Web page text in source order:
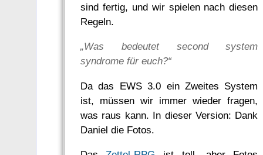
sind fertig, und wir spielen nach diesen
Regeln.
„Was bedeutet second system
syndrome für euch?“
Da das EWS 3.0 ein Zweites System
ist, müssen wir immer wieder fragen,
was raus kann. In dieser Version: Dank
Daniel die Fotos.